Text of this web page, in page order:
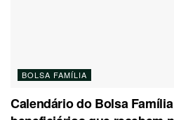
BOLSA FAMÍLIA
Calendário do Bolsa